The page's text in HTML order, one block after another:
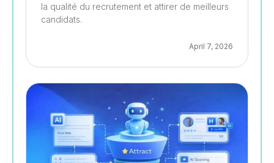
la qualité du recrutement et attirer de meilleurs
candidats.
April 7, 2026
Recrutement